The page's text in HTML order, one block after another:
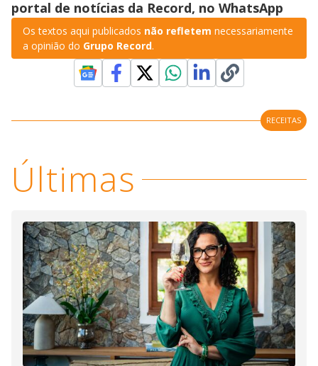
portal de notícias da Record, no WhatsApp
Os textos aqui publicados não refletem necessariamente
a opinião do Grupo Record.
RECEITAS
Últimas